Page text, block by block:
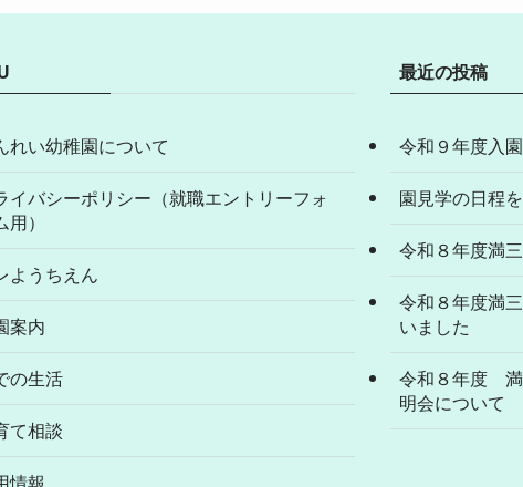
れい幼稚園について
イバシーポリシー（就職エントリーフォ
用）
ようちえん
案内
の生活
て相談
情報
最近の投稿
令和９年度入
園見学の日程
令和８年度満
令和８年度満
いました
令和８年度 満
明会について